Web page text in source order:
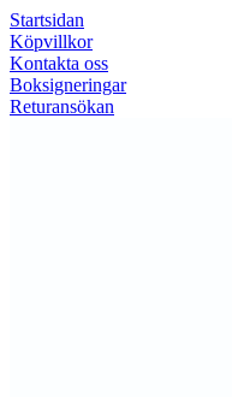
Startsidan
Köpvillkor
Kontakta oss
Boksigneringar
Returansökan